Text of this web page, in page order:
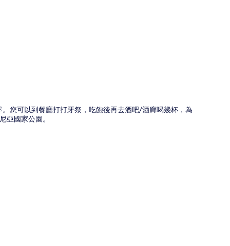
您可以到餐廳打打牙祭，吃飽後再去酒吧/酒廊喝幾杯，為
亞國家公園。